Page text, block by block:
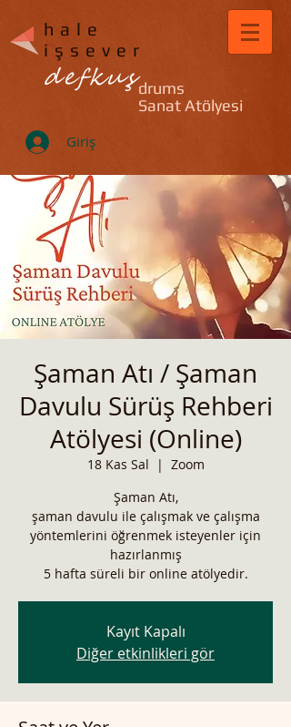
drums
Sanat Atölyesi
hale
işsever
defkuş
Giriş
Şaman Atı / Şaman
Davulu Sürüş Rehberi
Atölyesi (Online)
18 Kas Sal
  |
Zoom
Şaman Atı,
şaman davulu ile çalışmak ve çalışma
yöntemlerini öğrenmek isteyenler için
hazırlanmış
5 hafta süreli bir online atölyedir.
Kayıt Kapalı
Diğer etkinlikleri gör